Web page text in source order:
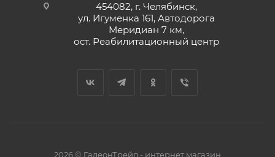
454082, г. Челябинск,
ул. Игуменка 161, Автодорога
Меридиан 7 км,
ост. Реабилитационный центр
2026 © ГалеонТрейд - интернет магазин